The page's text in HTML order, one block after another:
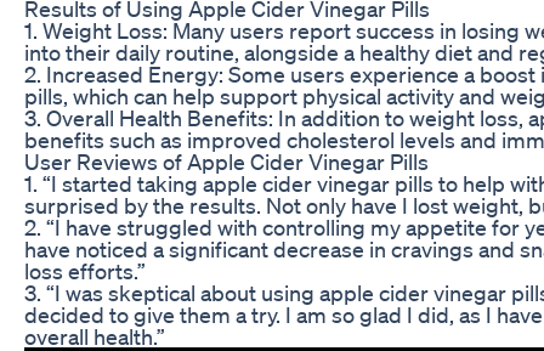
Results of Using Apple Cider Vinegar Pills
1. Weight Loss: Many users report success in losing
into their daily routine, alongside a healthy diet and
2. Increased Energy: Some users experience a
pills, which can help support physical activity and
3. Overall Health Benefits: In addition to weight loss,
benefits such as improved cholesterol levels and
User Reviews of Apple Cider Vinegar Pills
1. “I started taking apple cider vinegar pills to help
surprised by the results. Not only have I lost weight,
2. “I have struggled with controlling my appetite for
have noticed a significant decrease in cravings and
loss efforts.”
3. “I was skeptical about using apple cider vinegar
decided to give them a try. I am so glad I did, as I
overall health.”